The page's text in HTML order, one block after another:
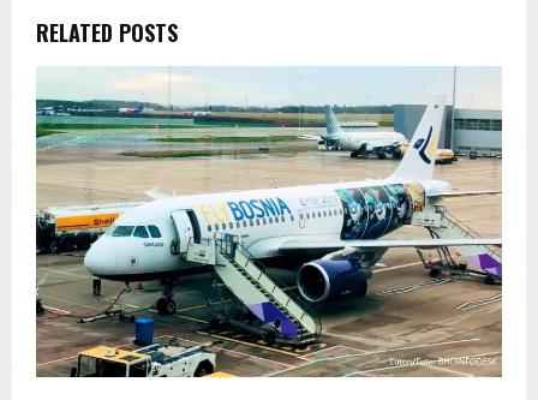
RELATED POSTS